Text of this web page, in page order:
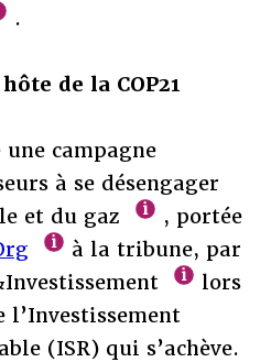
.
de la COP21
une campagne
à se désengager
et du gaz
, portée
à la tribune, par
lors
l’Investissement
(ISR) qui s’achève.